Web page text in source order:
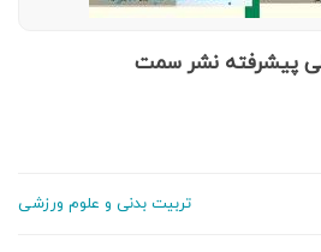
پیشرفته نشر سمت
تربیت بدنی و علوم ورزشی